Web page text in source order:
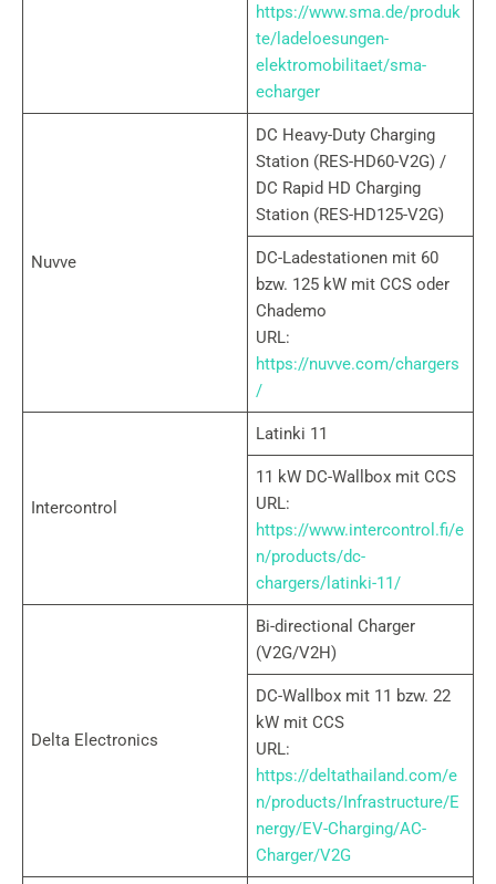
https://www.sma.de/produk
te/ladeloesungen-
elektromobilitaet/sma-
echarger
Nuvve
DC Heavy-Duty Charging
Station (RES-HD60-V2G) /
DC Rapid HD Charging
Station (RES-HD125-V2G)
DC-Ladestationen mit 60
bzw. 125 kW mit CCS oder
Chademo
URL:
https://nuvve.com/chargers
/
Intercontrol
Latinki 11
11 kW DC-Wallbox mit CCS
URL:
https://www.intercontrol.fi/e
n/products/dc-
chargers/latinki-11/
Delta Electronics
Bi-directional Charger
(V2G/V2H)
DC-Wallbox mit 11 bzw. 22
kW mit CCS
URL:
https://deltathailand.com/e
n/products/Infrastructure/E
nergy/EV-Charging/AC-
Charger/V2G